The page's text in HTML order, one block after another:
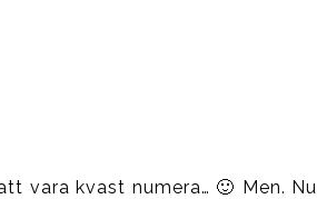
vara kvast numera… 🙂 Men.